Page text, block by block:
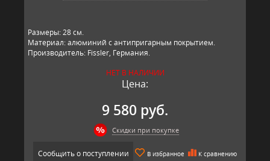
Размеры: 28 см.
Материал: алюминий с антипригарным покрытием.
Производитель: Fissler, Германия.
НЕТ В НАЛИЧИИ
Цена:
9 580 руб.
Скидки при покупке
Сообщить о поступлении В избранное К сравнению